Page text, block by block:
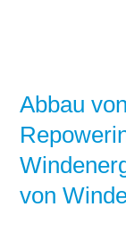
Abbau
von